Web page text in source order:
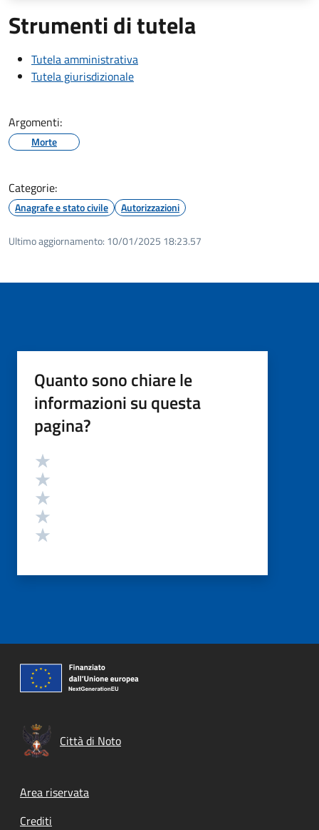
Strumenti di tutela
Tutela amministrativa
Tutela giurisdizionale
Argomenti:
Morte
Categorie:
Anagrafe e stato civile Autorizzazioni
Ultimo aggiornamento: 10/01/2025 18:23.57
Quanto sono chiare le
informazioni su questa
pagina?
Valutazione
Città di Noto
Footer menu
Area riservata
Crediti